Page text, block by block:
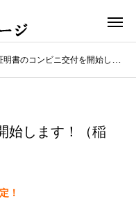
書のコンビニ交付を開始します！（稲美町）
始します！（稲
！